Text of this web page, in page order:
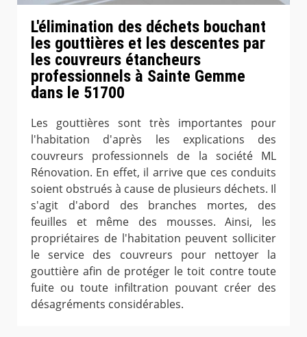
L'élimination des déchets bouchant
les gouttières et les descentes par
les couvreurs étancheurs
professionnels à Sainte Gemme
dans le 51700
Les gouttières sont très importantes pour
l'habitation d'après les explications des
couvreurs professionnels de la société ML
Rénovation. En effet, il arrive que ces conduits
soient obstrués à cause de plusieurs déchets. Il
s'agit d'abord des branches mortes, des
feuilles et même des mousses. Ainsi, les
propriétaires de l'habitation peuvent solliciter
le service des couvreurs pour nettoyer la
gouttière afin de protéger le toit contre toute
fuite ou toute infiltration pouvant créer des
désagréments considérables.